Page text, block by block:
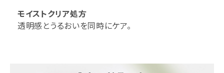
モイストクリア処方
透明感とうるおいを同時にケア。